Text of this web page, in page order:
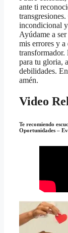
ante ti
incondicional
Ayúdame a
mis errores y
transformador.
para tu gloria,
debilidades.
amén.
Video
Te recomiendo
Oportunidades –